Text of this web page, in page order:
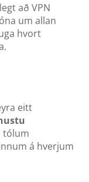
að VPN
um allan
hvort
eitt
tólum
á hverjum